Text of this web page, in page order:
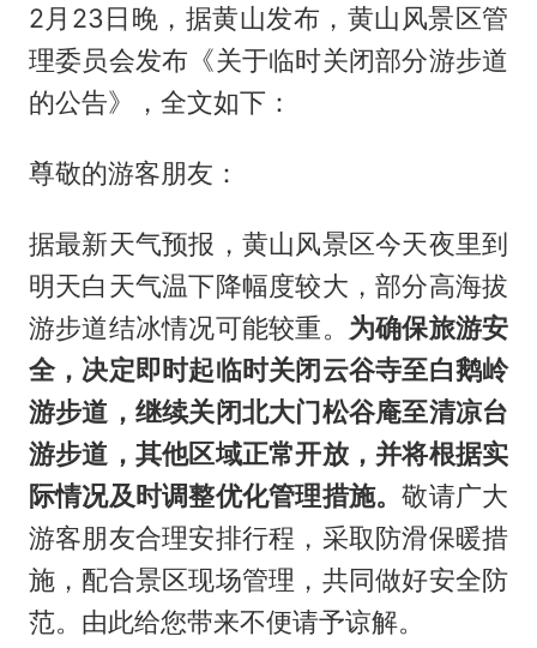
2月23日晚，据黄山发布，黄山风景区管
理委员会发布《关于临时关闭部分游步道
的公告》，全文如下：
尊敬的游客朋友：
据最新天气预报，黄山风景区今天夜里到
明天白天气温下降幅度较大，部分高海拔
游步道结冰情况可能较重。 为确保旅游安
全，决定即时起临时关闭云谷寺至白鹅岭
游步道，继续关闭北大门松谷庵至清凉台
游步道，其他区域正常开放，并将根据实
际情况及时调整优化管理措施。敬请广大
游客朋友合理安排行程，采取防滑保暖措
施，配合景区现场管理，共同做好安全防
范。由此给您带来不便请予谅解。